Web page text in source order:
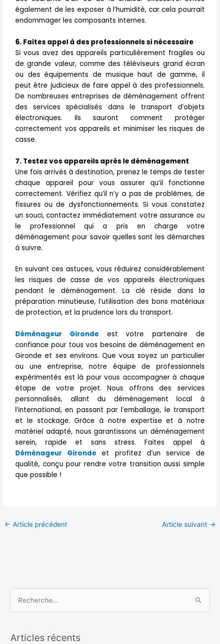
également de les exposer à l’humidité, car cela pourrait
endommager les composants internes.
6. Faites appel à des professionnels si nécessaire
Si vous avez des appareils particulièrement fragiles ou
de grande valeur, comme des téléviseurs grand écran
ou des équipements de musique haut de gamme, il
peut être judicieux de faire appel à des professionnels.
De nombreuses entreprises de déménagement offrent
des services spécialisés dans le transport d’objets
électroniques. Ils sauront comment protéger
correctement vos appareils et minimiser les risques de
casse.
7. Testez vos appareils après le déménagement
Une fois arrivés à destination, prenez le temps de tester
chaque appareil pour vous assurer qu’il fonctionne
correctement. Vérifiez qu’il n’y a pas de problèmes, de
fissures ou de dysfonctionnements. Si vous constatez
un souci, contactez immédiatement votre assurance ou
le professionnel qui a pris en charge votre
déménagement pour savoir quelles sont les démarches
à suivre.
En suivant ces astuces, vous réduirez considérablement
les risques de casse de vos appareils électroniques
pendant le déménagement. La clé réside dans la
préparation minutieuse, l’utilisation des bons matériaux
de protection, et la prudence lors du transport.
Déménageur Girondeest votre partenaire de
confiance pour tous vos besoins de déménagement en
Gironde et ses environs. Que vous soyez un particulier
ou une entreprise, notre équipe de professionnels
expérimentés est là pour vous accompagner à chaque
étape de votre projet. Nous offrons des services
personnalisés, allant du déménagement local à
l’international, en passant par l’emballage, le transport
et le stockage. Grâce à notre expertise et à notre
matériel adapté, nous garantissons un déménagement
serein, rapide et sans stress. Faites appel à
Déménageur Girondeet profitez d’un service de
qualité, conçu pour rendre votre transition aussi simple
que possible !
← Article précédent Article suivant →
h
Articles récents